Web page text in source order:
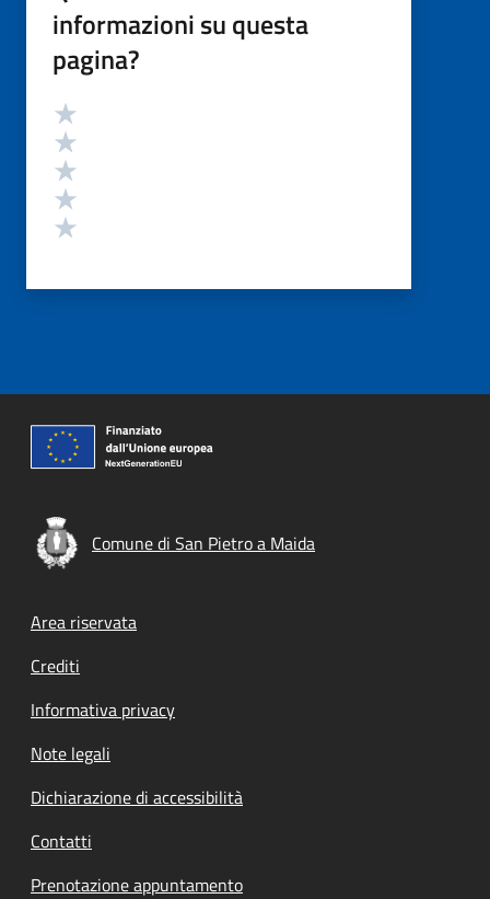
informazioni su questa
pagina?
Valutazione
Comune di San Pietro a Maida
Footer menu
Area riservata
Crediti
Informativa privacy
Note legali
Dichiarazione di accessibilità
Contatti
Prenotazione appuntamento